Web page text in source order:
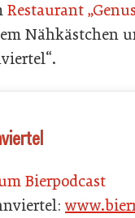
Restaurant
Nähkästchen
Bierpodcast